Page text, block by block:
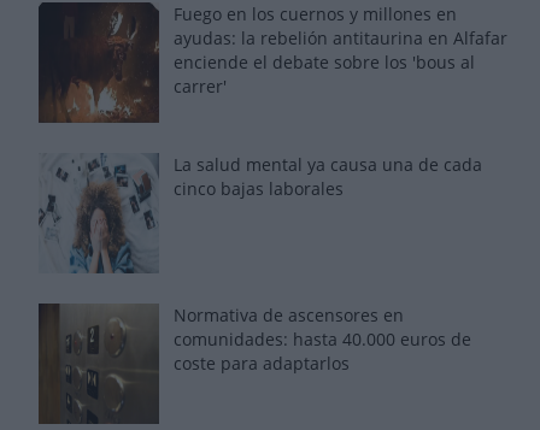
Fuego en los cuernos y millones en
ayudas: la rebelión antitaurina en Alfafar
enciende el debate sobre los 'bous al
carrer'
La salud mental ya causa una de cada
cinco bajas laborales
Normativa de ascensores en
comunidades: hasta 40.000 euros de
coste para adaptarlos